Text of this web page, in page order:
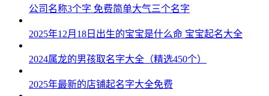
51、曙炎、广谦、晖国、宵奋、田誉
52、忠植、桦强、方唯、茂嘉、键崴
53、政肃、跃城、廷译、华超、业旻
54、欧宁、程豪、咏唯、觅钦、罡怡
公司名称3个字 免费简单大气三个名字
2025年12月18日出生的宝宝是什么命 宝宝起名大全
2024属龙的男孩取名字大全（精选450个）
2025年最新的店铺起名字大全免费